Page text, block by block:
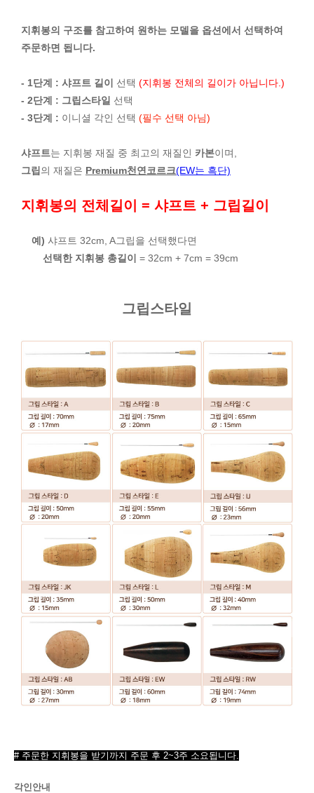
지휘봉의 구조를 참고하여 원하는 모델을 옵션에서 선택하여
주문하면 됩니다.
- 1단계 : 샤프트 길이 선택 (지휘봉 전체의 길이가 아닙니다.)
- 2단계 : 그립스타일 선택
- 3단계 : 이니셜 각인 선택 (필수 선택 아님)
샤프트는 지휘봉 재질 중 최고의 재질인 카본이며,
그립 의 재질은 Premium천연코르크(EW는 흑단)
지휘봉의 전체길이 = 샤프트 + 그립길이
예) 샤프트 32cm, A그립을 선택했다면
선택한 지휘봉 총길이 = 32cm + 7cm = 39cm
그립스타일
# 주문한 지휘봉을 받기까지 주문 후 2~3주 소요됩니다.
각인안내